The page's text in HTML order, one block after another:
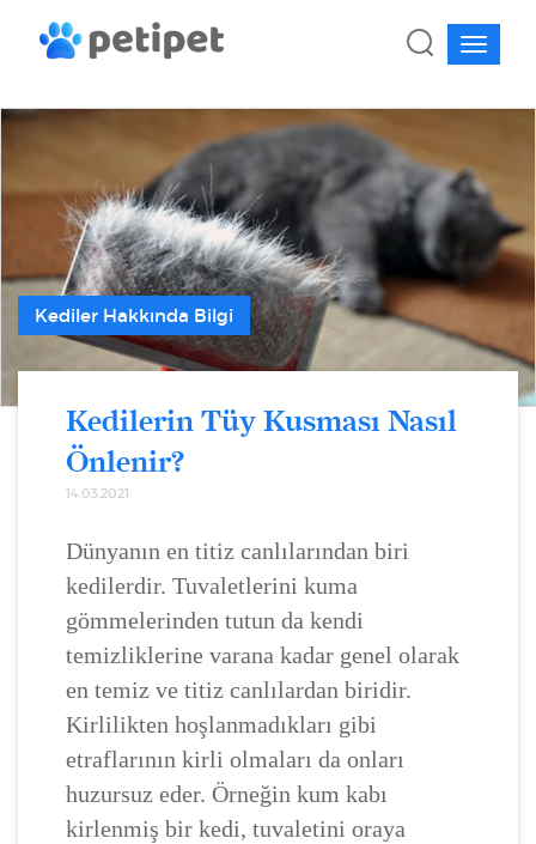
Kediler Hakkında Bilgi
Kedilerin Tüy Kusması Nasıl
Önlenir?
14.03.2021
Dünyanın en titiz canlılarından biri
kedilerdir. Tuvaletlerini kuma
gömmelerinden tutun da kendi
temizliklerine varana kadar genel olarak
en temiz ve titiz canlılardan biridir.
Kirlilikten hoşlanmadıkları gibi
etraflarının kirli olmaları da onları
huzursuz eder. Örneğin kum kabı
kirlenmiş bir kedi, tuvaletini oraya